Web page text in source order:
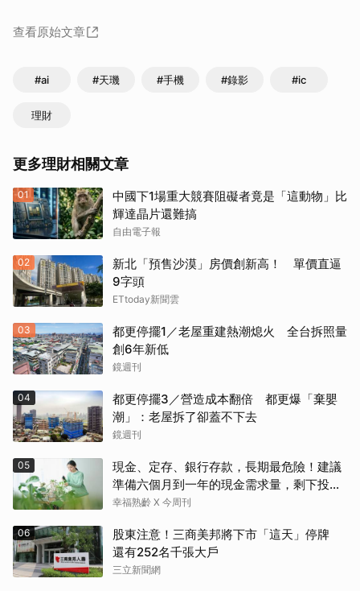
查看原始文章
#ai #天璣 #手機 #錄影 #ic
理財
更多理財相關文章
01
中國下1場重大競賽阻礙者竟是「這動物」比
輝達晶片還難搞
自由電子報
02
新北「預售沙漠」房價創新高！ 單價直逼
9字頭
ETtoday新聞雲
03
都更停擺1／老屋重建熱潮熄火 全台拆照量
創6年新低
鏡週刊
04
都更停擺3／營造成本翻倍 都更爆「棄嬰
潮」：老屋拆了卻蓋不下去
鏡週刊
05
現金、定存、銀行存款，長期最危險！建議
準備六個月到一年的現金需求量，剩下投資
這2個
幸福熟齡 X 今周刊
06
股東注意！三商美邦將下市「這天」停牌
還有252名千張大戶
三立新聞網
取消